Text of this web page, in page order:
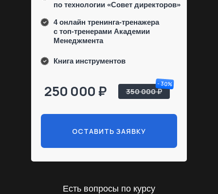
Есть вопросы по курсу
по технологии «Совет директоров»
4 онлайн тренинга-тренажера
с топ-тренерами Академии
Менеджмента
Книга инструментов
250 000 ₽ 350 000 ₽
- 30%
ОСТАВИТЬ ЗАЯВКУ